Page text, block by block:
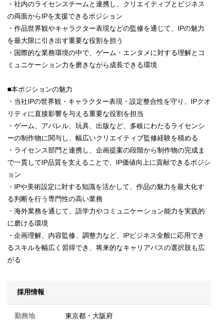
・社内のライセンスチームと連携し、クリエイティブとビジネス
の両面からIPを支援できるポジション
・作品世界観やキャラクター表現などの監修を通じて、IPの魅力
を最大限に引き出す重要な役割を担う
・国際的な業務環境の中で、ゲーム・エンタメに対する理解とコ
ミュニケーション力を磨きながら成長できる環境
■本ポジションの魅力
・当社IPの世界観・キャラクター表現・設定整合性を守り、IPクオ
リティに直接影響を与える重要な役割を担当
・ゲーム、アパレル、玩具、出版など、多岐にわたるライセンシ
ーの制作物に関与し、幅広いクリエイティブ監修経験を積める
・ライセンス部門と連携し、企画提案の段階から制作物の完成ま
で一貫してIP品質を支えることで、IP価値向上に貢献できるポジシ
ョン
・IPや美術設定に対する知識を活かして、作品の魅力を最大化す
る判断を行う専門性の高い業務
・海外業務を通じて、語学力やコミュニケーション能力を実践的
に磨ける環境
・企画理解、内容監修、調整力など、IPビジネス全般に応用でき
るスキルを幅広く習得でき、将来的なキャリアパスの選択肢も広
がる
採用情報
勤務地 東京都 ・ 大阪府